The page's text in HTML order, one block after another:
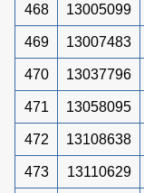
468 13005099
469 13007483
470 13037796
471 13058095
472 13108638
473 13110629